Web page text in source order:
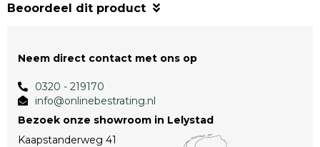
Beoordeel dit product
Neem direct contact met ons op
0320 - 219170
info@onlinebestrating.nl
Bezoek onze showroom in Lelystad
Kaapstanderweg 41